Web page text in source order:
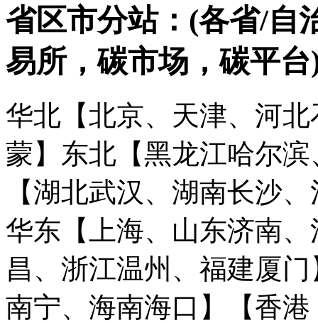
省区市分站：(各省/自
易所，碳市场，碳平台
华北【北京、天津、河
蒙】 东北【黑龙江哈尔
【湖北武汉、湖南长沙
华东【上海、山东济南
昌、浙江温州、福建厦门
南宁、海南海口】
【香